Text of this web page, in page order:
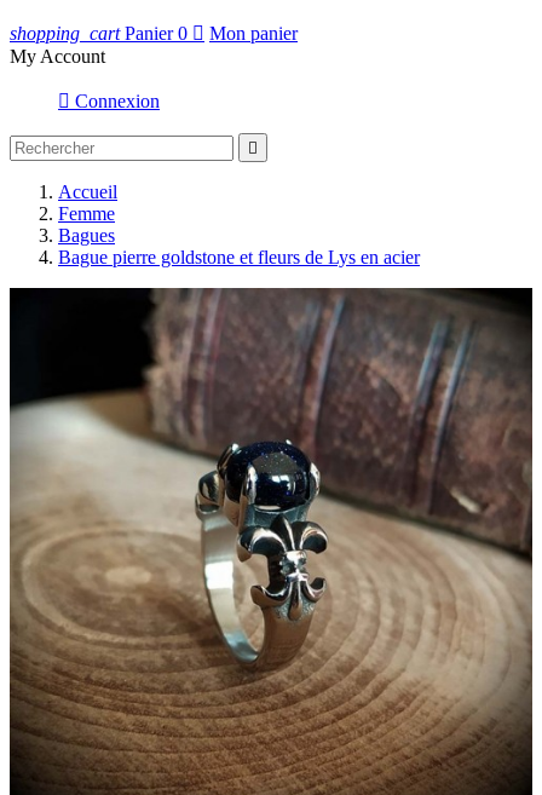
shopping_cart Panier 0  Mon panier
My Account
 Connexion

Accueil
Femme
Bagues
Bague pierre goldstone et fleurs de Lys en acier